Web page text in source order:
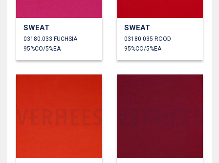
SWEAT
03180.033 FUCHSIA
95%CO/5%EA
SWEAT
03180.035 ROOD
95%CO/5%EA